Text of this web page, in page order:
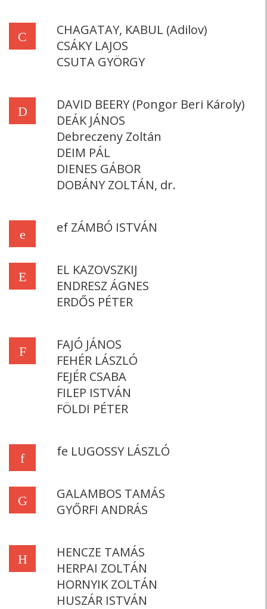
C
CHAGATAY, KABUL (Adilov)
CSÁKY LAJOS
CSUTA GYÖRGY
D
DAVID BEERY (Pongor Beri Károly)
DEÁK JÁNOS
Debreczeny Zoltán
DEIM PÁL
DIENES GÁBOR
DOBÁNY ZOLTÁN, dr.
e ef ZÁMBÓ ISTVÁN
E
EL KAZOVSZKIJ
ENDRESZ ÁGNES
ERDŐS PÉTER
F
FAJÓ JÁNOS
FEHÉR LÁSZLÓ
FEJÉR CSABA
FILEP ISTVÁN
FÖLDI PÉTER
f fe LUGOSSY LÁSZLÓ
G
GALAMBOS TAMÁS
GYŐRFI ANDRÁS
H
HENCZE TAMÁS
HERPAI ZOLTÁN
HORNYIK ZOLTÁN
HUSZÁR ISTVÁN